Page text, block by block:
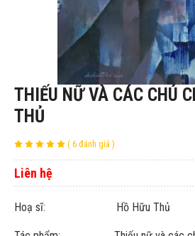
THIẾU NỮ VÀ CÁC CHÚ
THỦ
( 6 đánh giá )
Liên hệ
Hoạ sĩ: Hồ Hữu Thủ